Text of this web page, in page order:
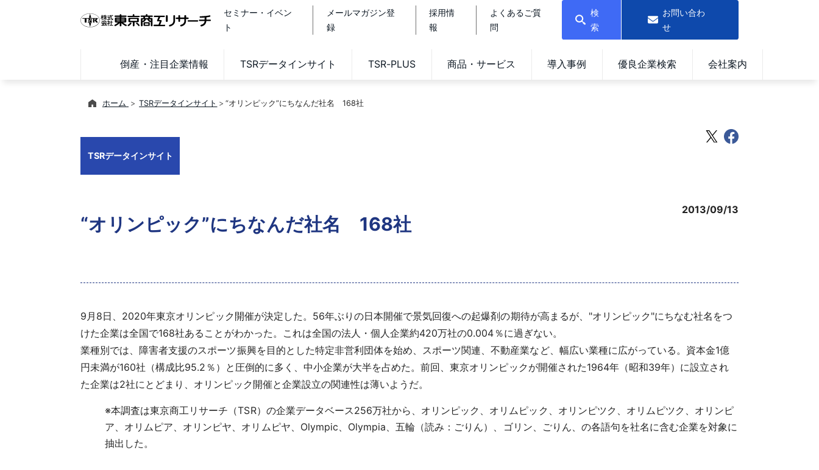
セミナー・イベン
ト
メールマガジン登
録
採用情
報
よくあるご質
問
検
索
お問い合わ
せ
倒産・注目企業情報 TSRデータインサイト TSR-PLUS 商品・サービス 導入事例 優良企業検索 会社案内
ホーム TSRデータインサイト “オリンピック”にちなんだ社名 168社
TSRデータインサイト
“オリンピック”にちなんだ社名 168社
2013/09/13
9月8日、2020年東京オリンピック開催が決定した。56年ぶりの日本開催で景気回復への起爆剤の期待が高まるが、"オリンピック"にちなむ社名をつ
けた企業は全国で168社あることがわかった。これは全国の法人・個人企業約420万社の0.004％に過ぎない。
業種別では、障害者支援のスポーツ振興を目的とした特定非営利団体を始め、スポーツ関連、不動産業など、幅広い業種に広がっている。資本金1億
円未満が160社（構成比95.2％）と圧倒的に多く、中小企業が大半を占めた。前回、東京オリンピックが開催された1964年（昭和39年）に設立され
た企業は2社にとどまり、オリンピック開催と企業設立の関連性は薄いようだ。
※本調査は東京商工リサーチ（TSR）の企業データベース256万社から、オリンピック、オリムピック、オリンピツク、オリムピツク、オリンピ
ア、オリムピア、オリンピヤ、オリムピヤ、Olympic、Olympia、五輪（読み：ごりん）、ゴリン、ごりん、の各語句を社名に含む企業を対象に
抽出した。